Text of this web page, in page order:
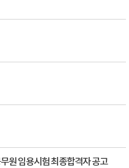
원 임용시험 최종합격자 공고